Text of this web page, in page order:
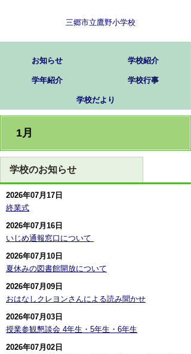
三郷市立鷹野小学校
お知らせ 学校紹介
学年紹介 学校行事
学校だより
1月
学校のお知らせ
2026年07月17日
終業式
2026年07月16日
いじめ通報窓口について ​
2026年07月10日
夏休みの図書館開放について
2026年07月09日
おはなしクレヨンさんによる読み聞かせ
2026年07月03日
授業参観懇談会 4年生・5年生・6年生
2026年07月02日